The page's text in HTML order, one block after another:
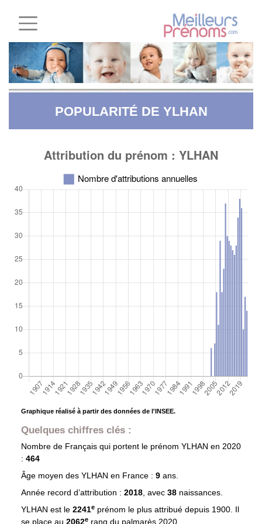
POPULARITÉ DE YLHAN
Graphique réalisé à partir des données de l'INSEE.
Quelques chiffres clés :
Nombre de Français qui portent le prénom YLHAN en 2020
: 464
Âge moyen des YLHAN en France : 9 ans.
Année record d’attribution : 2018, avec 38 naissances.
YLHAN est le 2241eprénom le plus attribué depuis 1900. Il
se place au 2062e rang du palmarès 2020.